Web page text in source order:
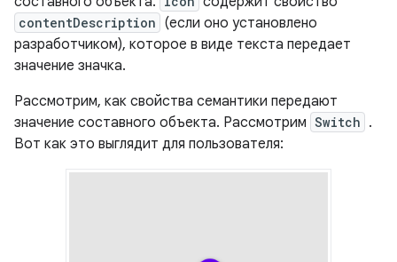
contentDescription (если оно установлено
разработчиком), которое в виде текста передает
значение значка.
Рассмотрим, как свойства семантики передают
значение составного объекта. Рассмотрим Switch .
Вот как это выглядит для пользователя: